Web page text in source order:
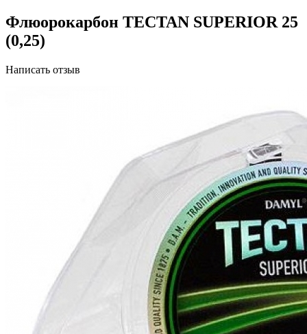
Флюорокарбон TECTAN SUPERIOR 25
(0,25)
Написать отзыв